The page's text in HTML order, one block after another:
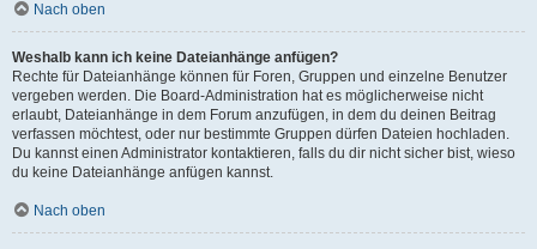
Nach oben
Weshalb kann ich keine Dateianhänge anfügen?
Rechte für Dateianhänge können für Foren, Gruppen und einzelne Benutzer
vergeben werden. Die Board-Administration hat es möglicherweise nicht
erlaubt, Dateianhänge in dem Forum anzufügen, in dem du deinen Beitrag
verfassen möchtest, oder nur bestimmte Gruppen dürfen Dateien hochladen.
Du kannst einen Administrator kontaktieren, falls du dir nicht sicher bist, wieso
du keine Dateianhänge anfügen kannst.
Nach oben